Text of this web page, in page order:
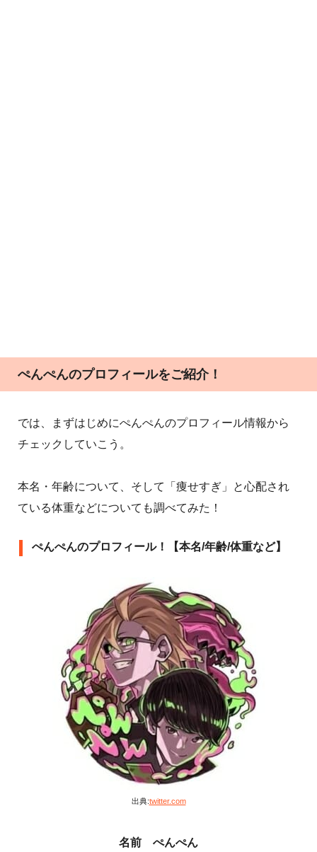
ぺんぺんのプロフィールをご紹介！
では、まずはじめにぺんぺんのプロフィール情報から
チェックしていこう。
本名・年齢について、そして「痩せすぎ」と心配され
ている体重などについても調べてみた！
ぺんぺんのプロフィール！【本名/年齢/体重など】
出典:twitter.com
名前 ぺんぺん